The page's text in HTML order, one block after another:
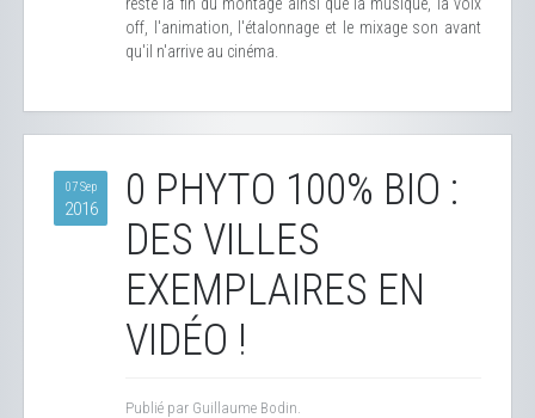
off, l'animation, l'étalonnage et le mixage son avant
qu'il n'arrive au cinéma.
07 Sep
2016
0 PHYTO 100% BIO :
DES VILLES
EXEMPLAIRES EN
VIDÉO !
Publié par Guillaume Bodin.